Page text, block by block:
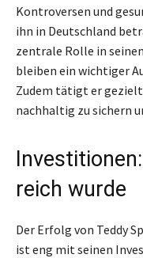
Kontroversen und
ihn in Deutschland
zentrale Rolle in
bleiben ein wichtiger
Zudem tätigt er
nachhaltig zu sichern
reich wurde
Der Erfolg von Teddy
ist eng mit seinen